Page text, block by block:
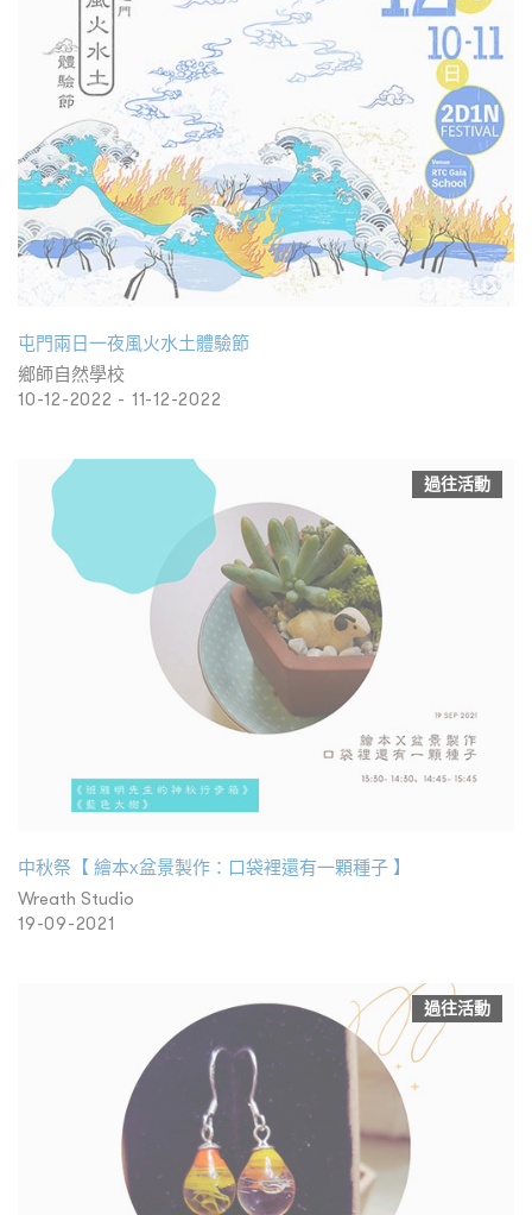
屯⾨兩⽇⼀夜風火⽔⼟體驗節
鄉師⾃然學校
10-12-2022 - 11-12-2022
過往活動
中秋祭【 繪本x盆景製作：口袋裡還有一顆種子 】
Wreath Studio
19-09-2021
過往活動